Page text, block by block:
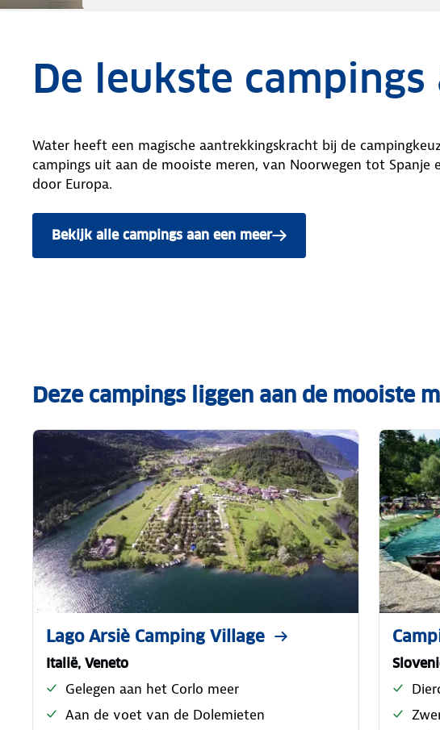
De leukste
Water heeft een magische aantrekkingskracht bij de
campings uit aan de mooiste meren, van Noorwegen tot Spanje
door Europa.
Bekijk alle campings aan een meer
Deze campings liggen aan de mooiste
Lago Arsiè Camping Village
Italië, Veneto
Gelegen aan het Corlo meer
Aan de voet van de Dolemieten